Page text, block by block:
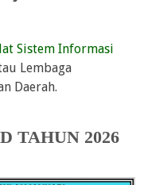
Sistem Informasi
Lembaga
Daerah.
TAHUN 2026